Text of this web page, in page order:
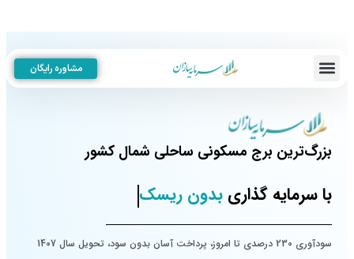
مشاوره رایگان
بزرگ‌ترین برج مسکونی ساحلی شمال کشور
با سرمایه گذاری بدون ریسک
سودآوری 230 درصدی تا امروز، پرداخت آسان بدون سود، تحویل سال 1407